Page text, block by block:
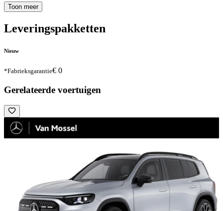
Toon meer
Leveringspakketten
Nieuw
*Fabrieksgarantie€ 0
Gerelateerde voertuigen